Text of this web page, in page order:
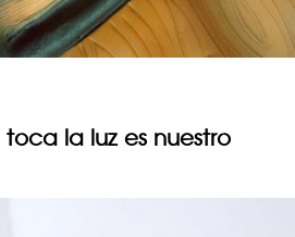
toca la luz es nuestro